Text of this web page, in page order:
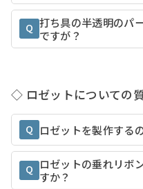
Q 打ち具の半透明のパ
ですが？
◇ ロゼットについての
Q ロゼットを製作する
Q ロゼットの垂れリボ
すか？